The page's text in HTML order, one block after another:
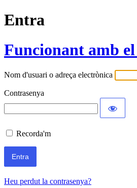
Entra
Funcionant amb
Nom d'usuari o adreça electrònica
Contrasenya
Recorda'm
Heu perdut la contrasenya?